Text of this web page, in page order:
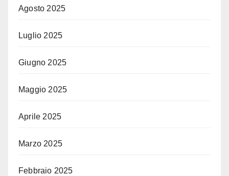
Agosto 2025
Luglio 2025
Giugno 2025
Maggio 2025
Aprile 2025
Marzo 2025
Febbraio 2025